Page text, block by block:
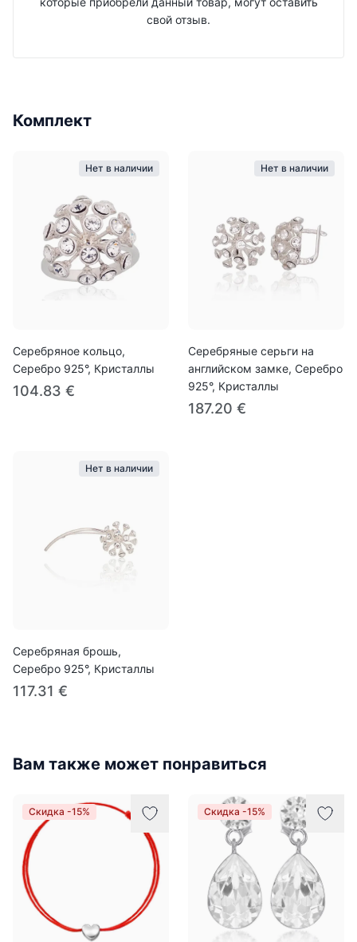
свой отзыв.
Комплект
Нет в наличии
Серебряное кольцо,
Серебро 925°, Кристаллы
104.83 €
Нет в наличии
Серебряные серьги на
английском замке, Серебро
925°, Кристаллы
187.20 €
Нет в наличии
Серебряная брошь,
Серебро 925°, Кристаллы
117.31 €
Вам также может понравиться
Скидка -15% Скидка -15%